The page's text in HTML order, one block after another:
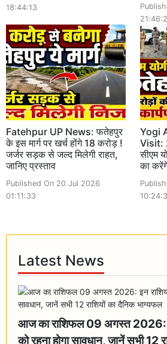
18:44:13
Fatehpur UP News: फतेहपुर
के इस मार्ग पर खर्च होंगे 18 करोड़ !
जर्जर सड़क से जल्द मिलेगी राहत,
जानिए प्रस्ताव
Published On 20 Jul 2026
01:11:33
Yogi
Visit:
सीएम
का
Latest News
आज का राशिफल 09 अगस्त 2026:
को रहना होगा सावधान, जानें सभी 12